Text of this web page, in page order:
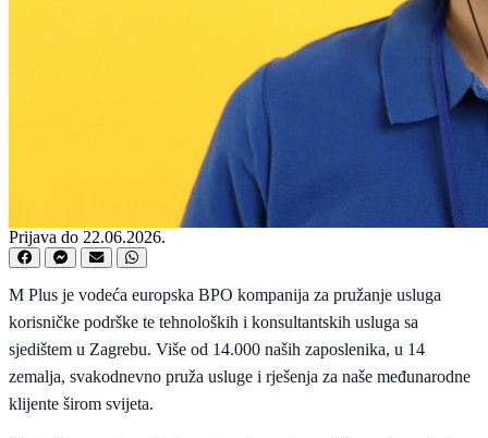
Prijava do 22.06.2026.
M Plus je vodeća europska BPO kompanija za pružanje usluga
korisničke podrške te tehnoloških i konsultantskih usluga sa
sjedištem u Zagrebu. Više od 14.000 naših zaposlenika, u 14
zemalja, svakodnevno pruža usluge i rješenja za naše međunarodne
klijente širom svijeta.